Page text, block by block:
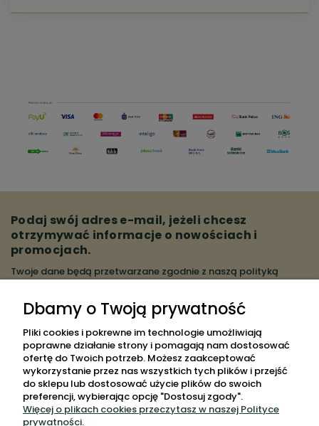
Podaj swój adres e-mail, jeżeli chcesz
otrzymywać informacje o nowościach i
promocjach.
Twoje dane będą przetwarzane zgodnie z naszą polityką
ZAPISZ SIĘ
POMOC
MOJE KONTO
Dbamy o Twoją prywatność
Pliki cookies i pokrewne im technologie umożliwiają
poprawne działanie strony i pomagają nam dostosować
ofertę do Twoich potrzeb. Możesz zaakceptować
wykorzystanie przez nas wszystkich tych plików i przejść
do sklepu lub dostosować użycie plików do swoich
preferencji, wybierając opcję "Dostosuj zgody".
Więcej o plikach cookies przeczytasz w naszej Polityce
prywatności.